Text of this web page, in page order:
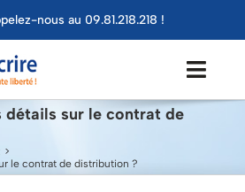
nous au 09.81.218.218 !
détails sur le contrat de
le contrat de distribution ?